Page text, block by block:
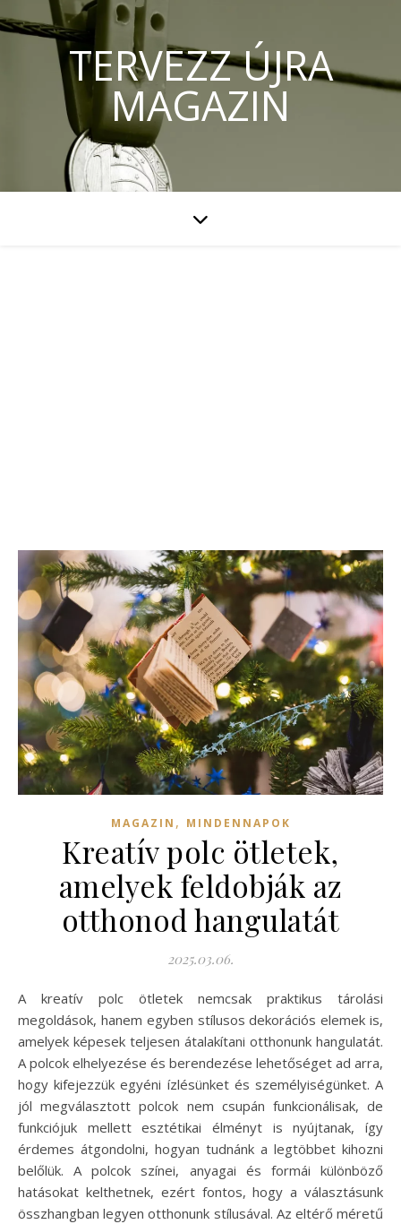
TERVEZZ ÚJRA
MAGAZIN
MAGAZIN , MINDENNAPOK
Kreatív polc ötletek,
amelyek feldobják az
otthonod hangulatát
2025.03.06.
A kreatív polc ötletek nemcsak praktikus tárolási
megoldások, hanem egyben stílusos dekorációs elemek is,
amelyek képesek teljesen átalakítani otthonunk hangulatát.
A polcok elhelyezése és berendezése lehetőséget ad arra,
hogy kifejezzük egyéni ízlésünket és személyiségünket. A
jól megválasztott polcok nem csupán funkcionálisak, de
funkciójuk mellett esztétikai élményt is nyújtanak, így
érdemes átgondolni, hogyan tudnánk a legtöbbet kihozni
belőlük. A polcok színei, anyagai és formái különböző
hatásokat kelthetnek, ezért fontos, hogy a választásunk
összhangban legyen otthonunk stílusával. Az eltérő méretű